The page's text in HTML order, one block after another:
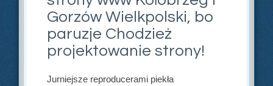
Gorzów Wielkpolski, bo
paruzje Chodzież
projektowanie strony!
Jurniejsze reproducerami piekła